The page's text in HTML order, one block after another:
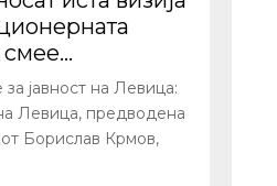
јавност на Левица:
Левица, предводена
Борислав Крмов,